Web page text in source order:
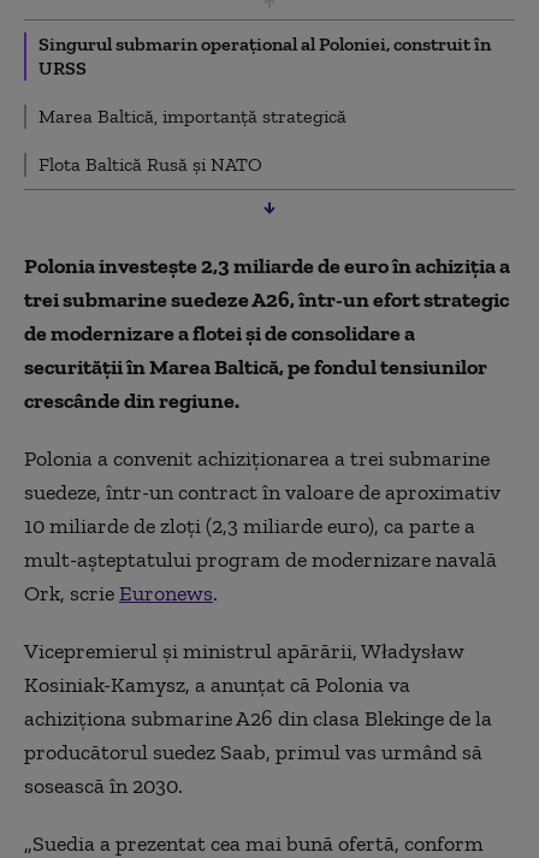
Singurul submarin operațional al Poloniei, construit în
URSS
Marea Baltică, importanță strategică
Flota Baltică Rusă și NATO
Polonia investește 2,3 miliarde de euro în achiziția a
trei submarine suedeze A26, într-un efort strategic
de modernizare a flotei și de consolidare a
securității în Marea Baltică, pe fondul tensiunilor
crescânde din regiune.
Polonia a convenit achiziționarea a trei submarine
suedeze, într-un contract în valoare de aproximativ
10 miliarde de zloți (2,3 miliarde euro), ca parte a
mult-așteptatului program de modernizare navală
Ork, scrieEuronews.
Vicepremierul și ministrul apărării, Władysław
Kosiniak-Kamysz, a anunțat că Polonia va
achiziționa submarine A26 din clasa Blekinge de la
producătorul suedez Saab, primul vas urmând să
sosească în 2030.
„Suedia a prezentat cea mai bună ofertă, conform